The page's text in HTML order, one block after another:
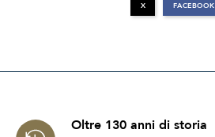
X FACEBOOK
Oltre 130 anni di storia